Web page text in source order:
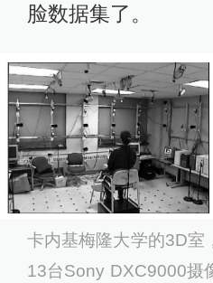
脸数据集了。
卡内基梅隆大学的3D室
13台Sony DXC9000摄